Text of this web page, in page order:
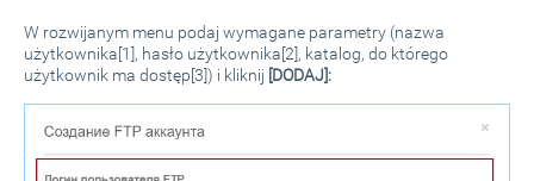
W rozwijanym menu podaj wymagane parametry (nazwa
użytkownika[1], hasło użytkownika[2], katalog, do którego
użytkownik ma dostęp[3]) i kliknij [DODAJ]: